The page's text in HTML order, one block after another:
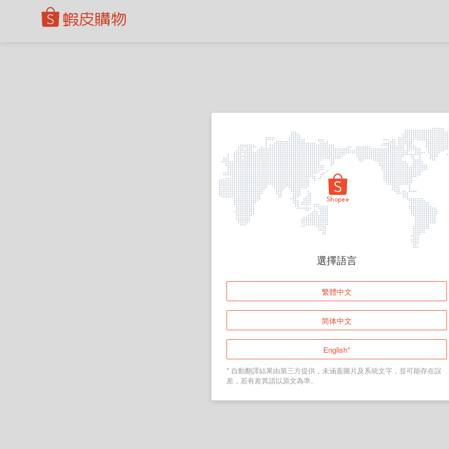
頁面無法顯示
登入
返回首頁
選擇語言
繁體中文
简体中文
English*
* 自動翻譯結果由第三方提供，未涵蓋圖片及系統文字，並可能存在誤
差，若有差異請以原文為準。